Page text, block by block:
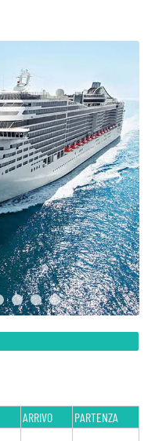
ARRIVO PARTENZA